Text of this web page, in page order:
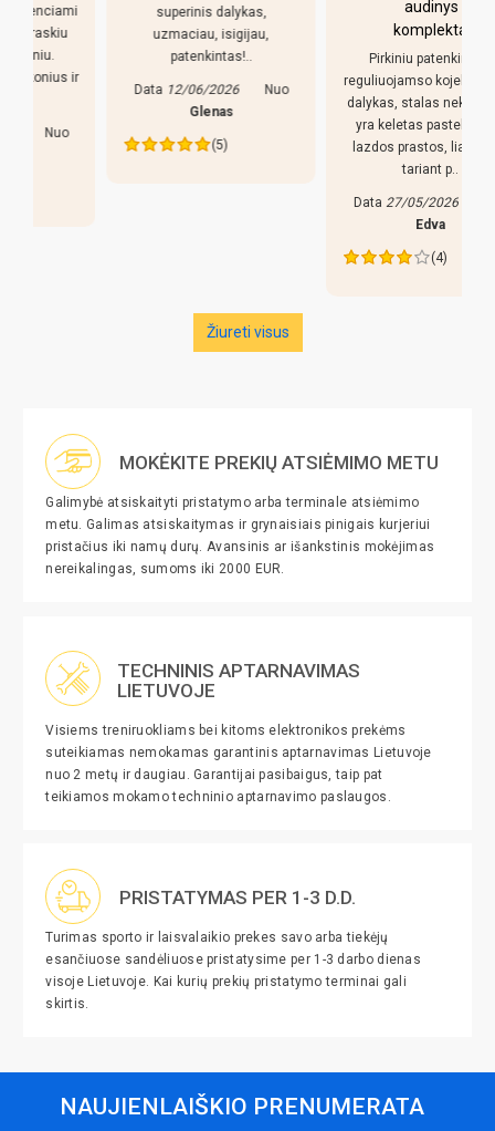
superinis dalykas,
uzmaciau, isigijau,
patenkintas!..
12/06/2026
Nuo
(5)
audinys su
komplektacija
Pirkiniu patenkintas,
reguliuojamso kojeles geras
dalykas, stalas nekliba. Bet
yra keletas pastebejimu:
lazdos prastos, liaudiskai
27/05/2026
Nuo
(4)
Žiureti visus
MOKĖKITE PREKIŲ ATSIĖMIMO METU
Galimybė atsiskaityti pristatymo arba terminale atsiėmimo
metu. Galimas atsiskaitymas ir grynaisiais pinigais kurjeriui
pristačius iki namų durų. Avansinis ar išankstinis mokėjimas
nereikalingas, sumoms iki 2000 EUR.
TECHNINIS APTARNAVIMAS
LIETUVOJE
Visiems treniruokliams bei kitoms elektronikos prekėms
suteikiamas nemokamas garantinis aptarnavimas Lietuvoje
nuo 2 metų ir daugiau. Garantijai pasibaigus, taip pat
teikiamos mokamo techninio aptarnavimo paslaugos.
PRISTATYMAS PER 1-3 D.D.
Turimas sporto ir laisvalaikio prekes savo arba tiekėjų
esančiuose sandėliuose pristatysime per 1-3 darbo dienas
visoje Lietuvoje. Kai kurių prekių pristatymo terminai gali
skirtis.
NAUJIENLAIŠKIO PRENUMERATA